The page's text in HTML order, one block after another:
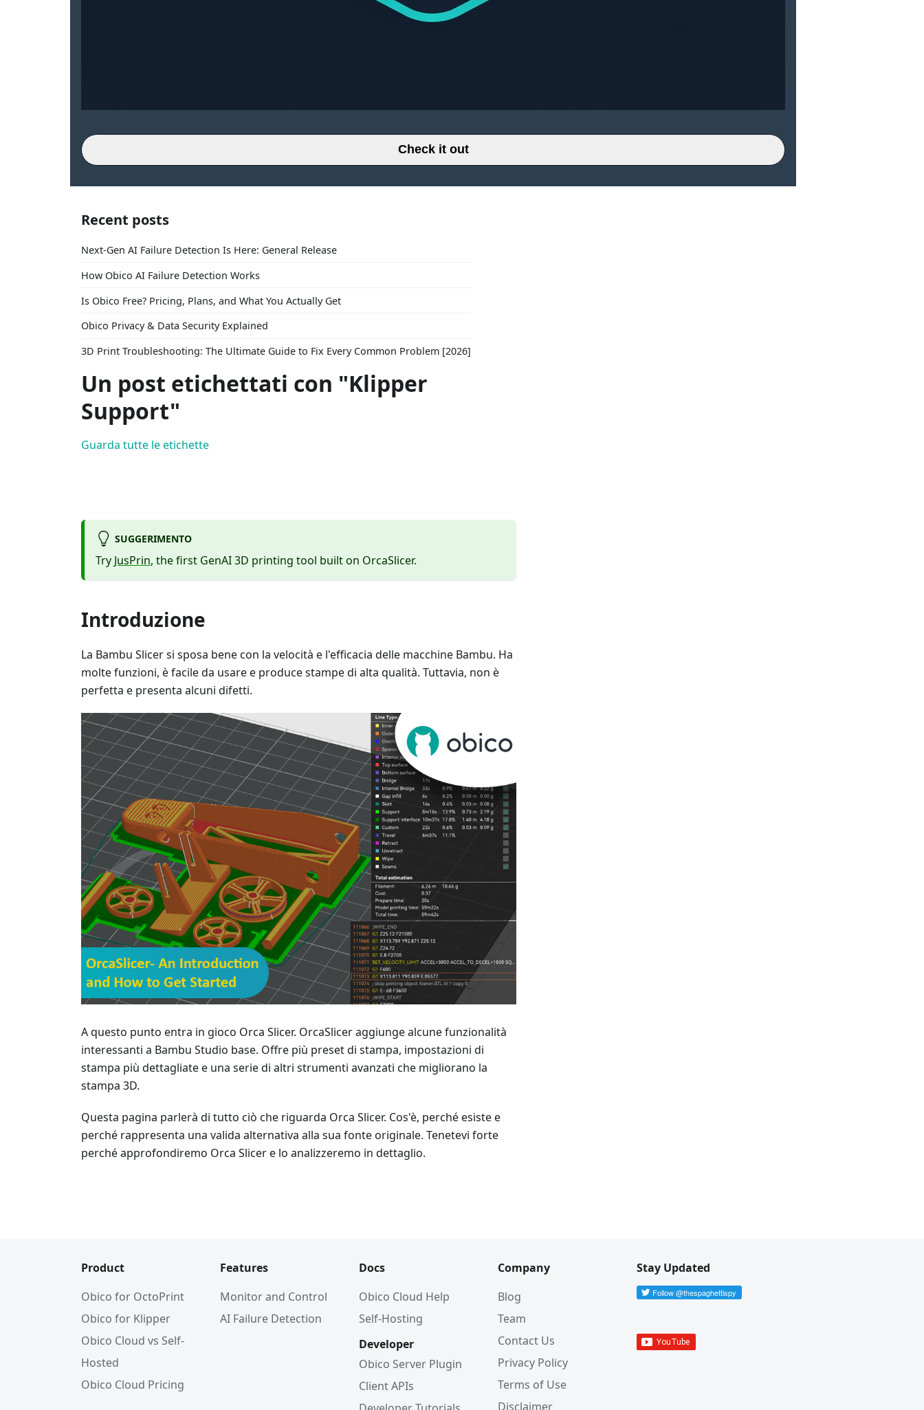
Check it out
Recent posts
Next-Gen AI Failure Detection Is Here: General Release
How Obico AI Failure Detection Works
Is Obico Free? Pricing, Plans, and What You Actually Get
Obico Privacy & Data Security Explained
3D Print Troubleshooting: The Ultimate Guide to Fix Every Common Problem [2026]
Un post etichettati con "Klipper
Support"
Guarda tutte le etichette
SUGGERIMENTO
Try JusPrin, the first GenAI 3D printing tool built on OrcaSlicer.
Introduzione
La Bambu Slicer si sposa bene con la velocità e l'efficacia delle macchine Bambu. Ha
molte funzioni, è facile da usare e produce stampe di alta qualità. Tuttavia, non è
perfetta e presenta alcuni difetti.
A questo punto entra in gioco Orca Slicer. OrcaSlicer aggiunge alcune funzionalità
interessanti a Bambu Studio base. Offre più preset di stampa, impostazioni di
stampa più dettagliate e una serie di altri strumenti avanzati che migliorano la
stampa 3D.
Questa pagina parlerà di tutto ciò che riguarda Orca Slicer. Cos'è, perché esiste e
perché rappresenta una valida alternativa alla sua fonte originale. Tenetevi forte
perché approfondiremo Orca Slicer e lo analizzeremo in dettaglio.
Product
Obico for OctoPrint
Obico for Klipper
Obico Cloud vs Self-
Hosted
Obico Cloud Pricing
Features
Monitor and Control
AI Failure Detection
Docs
Obico Cloud Help
Self-Hosting
Developer
Obico Server Plugin
Client APIs
Company
Blog
Team
Contact Us
Privacy Policy
Terms of Use
Disclaimer
Stay Updated